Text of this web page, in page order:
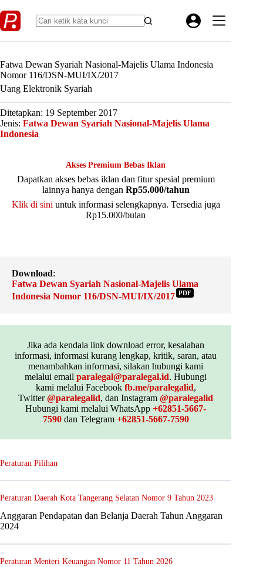
to
content
Fatwa Dewan Syariah Nasional-Majelis Ulama Indonesia
Nomor 116/DSN-MUI/IX/2017
Uang Elektronik Syariah
Ditetapkan: 19 September 2017
Jenis: Fatwa Dewan Syariah Nasional-Majelis Ulama
Indonesia
Akses Premium Bebas Iklan
Dapatkan akses bebas iklan dan fitur spesial premium
lainnya hanya dengan Rp55.000/tahun
Klik di sini untuk informasi selengkapnya. Tersedia juga
Rp15.000/bulan
Download:
Fatwa Dewan Syariah Nasional-Majelis Ulama
Indonesia Nomor 116/DSN-MUI/IX/2017 PDF
Jika ada kendala link download error, kesalahan
informasi, informasi kurang lengkap, kritik, saran, atau
menambahkan informasi, silakan hubungi kami
melalui emailparalegal@paralegal.id. Hubungi
kami melalui Facebook fb.me/paralegalid,
Twitter@paralegalid, dan Instagram@paralegalid
Hubungi kami melalui WhatsApp+62851-5667-
7590dan Telegram +62851-5667-7590
Peraturan Pilihan
Peraturan Daerah Kota Tangerang Selatan Nomor 9 Tahun 2023
Anggaran Pendapatan dan Belanja Daerah Tahun Anggaran
2024
Peraturan Menteri Keuangan Nomor 11 Tahun 2026